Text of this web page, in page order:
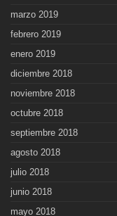
marzo 2019
febrero 2019
enero 2019
diciembre 2018
noviembre 2018
octubre 2018
septiembre 2018
agosto 2018
julio 2018
junio 2018
mayo 2018